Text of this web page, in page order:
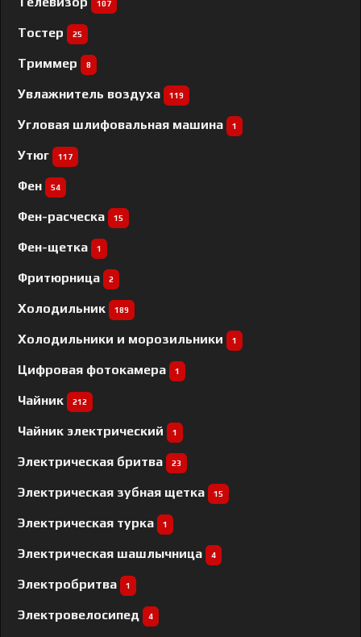
107
Тостер 25
Триммер 8
Увлажнитель воздуха 119
Угловая шлифовальная машина 1
Утюг 117
Фен 54
Фен-расческа 15
Фен-щетка 1
Фритюрница 2
Холодильник 189
Холодильники и морозильники 1
Цифровая фотокамера 1
Чайник 212
Чайник электрический 1
Электрическая бритва 23
Электрическая зубная щетка 15
Электрическая турка 1
Электрическая шашлычница 4
Электробритва 1
Электровелосипед 4